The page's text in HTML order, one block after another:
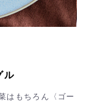
ル
はもちろん〈ゴー